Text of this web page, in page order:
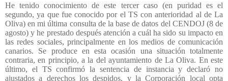
He tenido conocimiento de este tercer caso (en puridad es el
segundo, ya que fue conocido por el TS con anterioridad al de La
Oliva) en mi última consulta de la base de datos del CENDOJ (8 de
agosto) y he prestado después atención a cuál ha sido su impacto en
las redes sociales, principalmente en los medios de comunicación
canarios. Se produce en esta ocasión una situación totalmente
contraria, en principio, a la del ayuntamiento de La Oliva. En este
último, el TS confirmó la sentencia de instancia y declaró no
ajustados a derechos los despidos, y la Corporación local opta